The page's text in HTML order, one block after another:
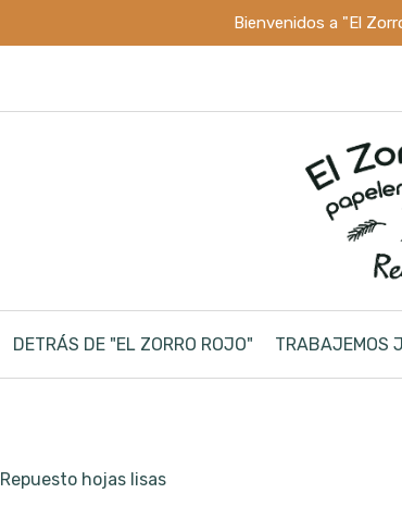
Bienvenidos a "El
DETRÁS DE "EL ZORRO ROJO" TRABAJEMOS
Repuesto hojas lisas